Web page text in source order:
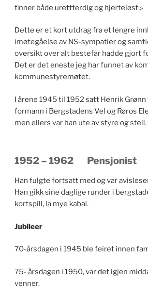
finner både urettferdig og hjerteløst.»
Dette er et kort utdrag fra et lengre
imøtegåelse av NS-sympatier og
oversikt over alt bestefar hadde gjort
Det er det eneste jeg har funnet av
kommunestyremøtet.
I årene 1945 til 1952 satt Henrik
formann i Bergstadens Vel og Røros
men ellers var han ute av styre og stell.
1952 – 1962 Pensjonist
Han fulgte fortsatt med og var
Han gikk sine daglige runder i
kortspill, la mye kabal.
Jubileer
70-årsdagen i 1945 ble feiret innen
75- årsdagen i 1950, var det igjen
venner.